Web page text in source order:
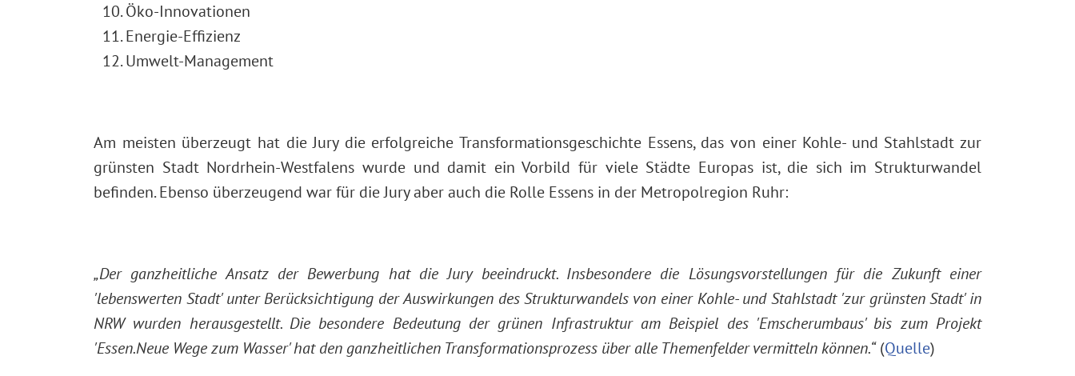
Öko-Innovationen
Energie-Effizienz
Umwelt-Management
Am meisten überzeugt hat die Jury die erfolgreiche Transformationsgeschichte Essens, das von einer Kohle- und Stahlstadt zur
grünsten Stadt Nordrhein-Westfalens wurde und damit ein Vorbild für viele Städte Europas ist, die sich im Strukturwandel
befinden. Ebenso überzeugend war für die Jury aber auch die Rolle Essens in der Metropolregion Ruhr:
„Der ganzheitliche Ansatz der Bewerbung hat die Jury beeindruckt. Insbesondere die Lösungsvorstellungen für die Zukunft einer
'lebenswerten Stadt' unter Berücksichtigung der Auswirkungen des Strukturwandels von einer Kohle- und Stahlstadt 'zur grünsten Stadt' in
NRW wurden herausgestellt. Die besondere Bedeutung der grünen Infrastruktur am Beispiel des 'Emscherumbaus' bis zum Projekt
'Essen.Neue Wege zum Wasser' hat den ganzheitlichen Transformationsprozess über alle Themenfelder vermitteln können.“(Quelle)